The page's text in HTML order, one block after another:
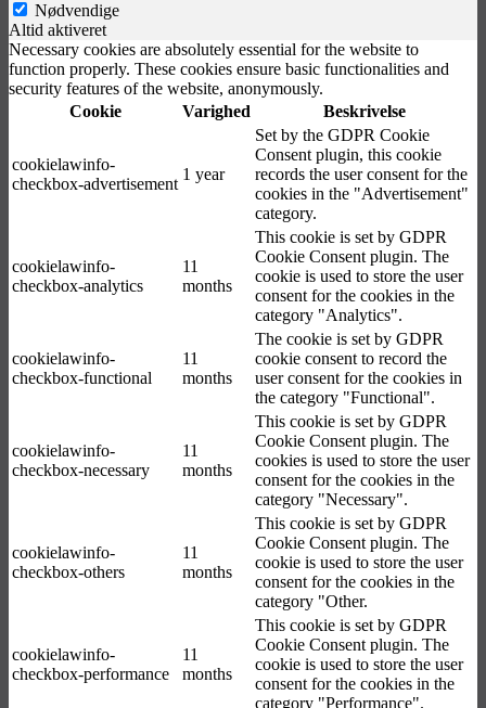
Nødvendige
Altid aktiveret
Necessary cookies are absolutely essential for the website to
function properly. These cookies ensure basic functionalities and
security features of the website, anonymously.
Cookie
Varighed Beskrivelse
cookielawinfo-
checkbox-advertisement
1 year
Set by the GDPR Cookie
Consent plugin, this cookie
records the user consent for the
cookies in the "Advertisement"
category.
cookielawinfo-
checkbox-analytics
11
months
This cookie is set by GDPR
Cookie Consent plugin. The
cookie is used to store the user
consent for the cookies in the
category "Analytics".
cookielawinfo-
checkbox-functional
11
months
The cookie is set by GDPR
cookie consent to record the
user consent for the cookies in
the category "Functional".
cookielawinfo-
checkbox-necessary
11
months
This cookie is set by GDPR
Cookie Consent plugin. The
cookies is used to store the user
consent for the cookies in the
category "Necessary".
cookielawinfo-
checkbox-others
11
months
This cookie is set by GDPR
Cookie Consent plugin. The
cookie is used to store the user
consent for the cookies in the
category "Other.
cookielawinfo-
checkbox-performance
11
months
This cookie is set by GDPR
Cookie Consent plugin. The
cookie is used to store the user
consent for the cookies in the
category "Performance".